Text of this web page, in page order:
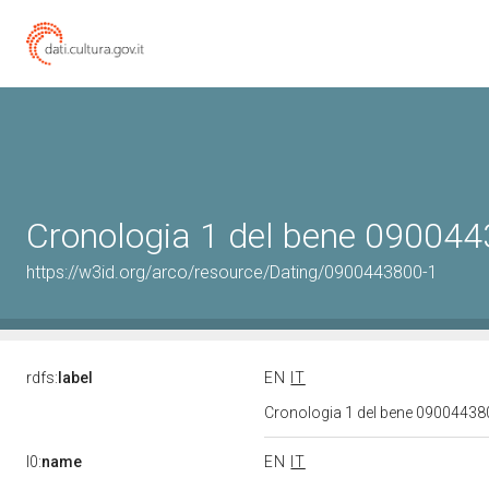
Cronologia 1 del bene
https://w3id.org/arco/resource/Dating/0900443800-1
rdfs: label EN
IT
Cronologia 1 del bene
l0:name EN
IT